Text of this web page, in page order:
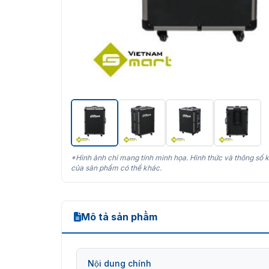
*Hình ảnh chỉ mang tính minh họa. Hình thức và thông số
của sản phẩm có thể khác.
Mô tả sản phẩm
Nội dung chính